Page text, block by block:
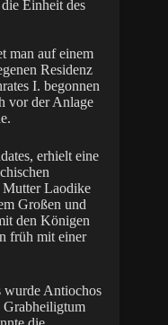
Einheit des
man auf einem
Residenz
I. begonnen
vor der Anlage
erhielt eine
Mutter Laodike
Großen und
den Königen
früh mit einer
wurde Antiochos
Grabheiligtum